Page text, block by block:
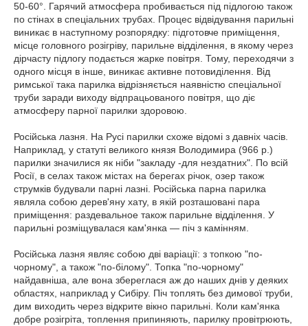
50-60°. Гарячий атмосфера пробивається під підлогою також
по стінах в спеціальних трубах. Процес відвідування парильні
виникає в наступному розпорядку: підготовче приміщення,
місце головного розігріву, парильне відділення, в якому через
дірчасту підлогу подається жарке повітря. Тому, переходячи з
одного місця в інше, виникає активне потовиділення. Від
римської така парилка відрізняється наявністю спеціальної
труби заради виходу відпрацьованого повітря, що діє
атмосферу парної парилки здоровою.
Російська лазня. На Русі парилки схоже відомі з давніх часів.
Наприклад, у статуті великого князя Володимира (966 р.)
парилки значилися як ніби "закладу -для нездатних". По всій
Росії, в селах також містах на берегах річок, озер також
струмків будували парні лазні. Російська парна парилка
являла собою дерев'яну хату, в якій розташовані пара
приміщення: раздевальное також парильне відділення. У
парильні розміщувалася кам'янка — піч з камінням.
Російська лазня являє собою дві варіації: з топкою "по-
чорному", а також "по-білому". Топка "по-чорному"
найдавніша, але вона збереглася аж до наших днів у деяких
областях, наприклад у Сибіру. Піч топлять без димової труби,
дим виходить через відкрите вікно парильні. Коли кам'янка
добре розігріта, топлення припиняють, парилку провітрюють,